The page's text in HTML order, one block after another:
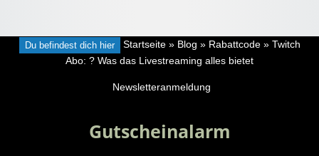
Du befindest dich hier Startseite» Blog » Rabattcode» Twitch
Abo: ? Was das Livestreaming alles bietet
Newsletteranmeldung
Gutscheinalarm